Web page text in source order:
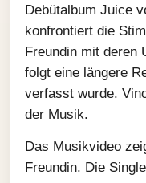
Debütalbum Juice
konfrontiert die
Freundin mit deren
folgt eine längere
verfasst wurde.
der Musik.
Das Musikvideo
Freundin. Die